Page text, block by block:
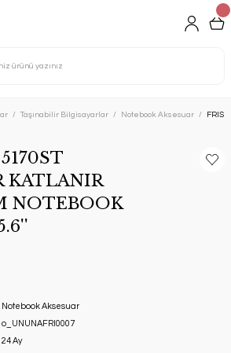
Taşınabilir Bilgisayarlar Notebook Aksesuar
KATLANIR
NOTEBOOK
Notebook Aksesuar
o_UNUNAFRI0007
24 Ay